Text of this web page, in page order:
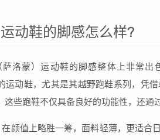
动鞋的脚感怎么样?
萨洛蒙）运动鞋的脚感整体上非常出
运动鞋，尤其是其越野跑鞋系列，凭
这些跑鞋不仅具备良好的功能性，还通
颜值上略胜一筹，面料轻薄，更适合